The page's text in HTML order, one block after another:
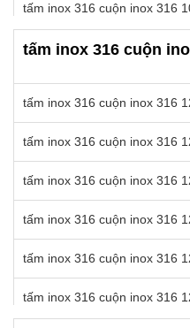
tấm inox 316 cuộn inox 316
tấm inox 316 cuộn inox 316
tấm inox 316 cuộn inox 316
tấm inox 316 cuộn inox 316
tấm inox 316 cuộn inox 316
tấm inox 316 cuộn inox 316
tấm inox 316 cuộn inox 316
tấm inox 316 cuộn
tấm inox 316 cuộn inox 316
tấm inox 316 cuộn inox 316
tấm inox 316 cuộn inox 316
tấm inox 316 cuộn inox 316
tấm inox 316 cuộn inox 316
tấm inox 316 cuộn inox 316